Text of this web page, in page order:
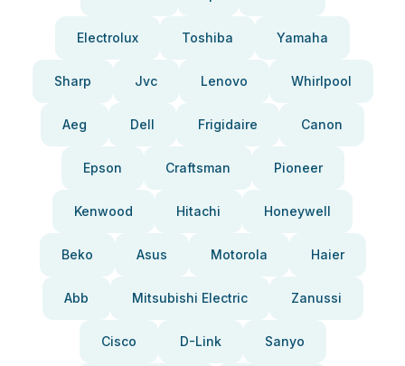
Electrolux Toshiba Yamaha
Sharp Jvc Lenovo Whirlpool
Aeg Dell Frigidaire Canon
Epson Craftsman Pioneer
Kenwood Hitachi Honeywell
Beko Asus Motorola Haier
Abb Mitsubishi Electric Zanussi
Cisco D-Link Sanyo